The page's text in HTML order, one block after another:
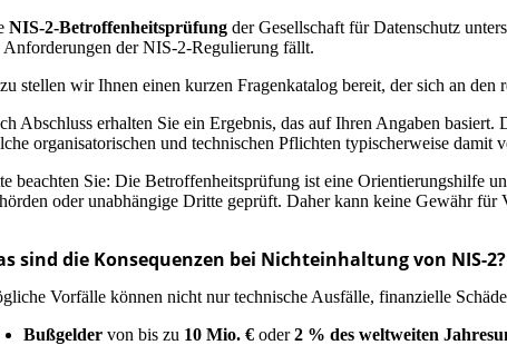
NIS-2-Betroffenheitsprüfung der Gesellschaft für Datenschutz
Anforderungen der NIS-2-Regulierung fällt.
stellen wir Ihnen einen kurzen Fragenkatalog bereit, der sich an
Abschluss erhalten Sie ein Ergebnis, das auf Ihren Angaben
organisatorischen und technischen Pflichten typischerweise damit
beachten Sie: Die Betroffenheitsprüfung ist eine Orientierungshilfe
oder unabhängige Dritte geprüft. Daher kann keine Gewähr
sind die Konsequenzen bei Nichteinhaltung von NIS-2?
Vorfälle können nicht nur technische Ausfälle, finanzielle
Bußgelder von bis zu 10 Mio. € oder2 % des weltweiten